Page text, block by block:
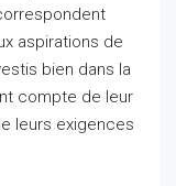
aspirations de
bien dans la
compte de leur
leurs exigences